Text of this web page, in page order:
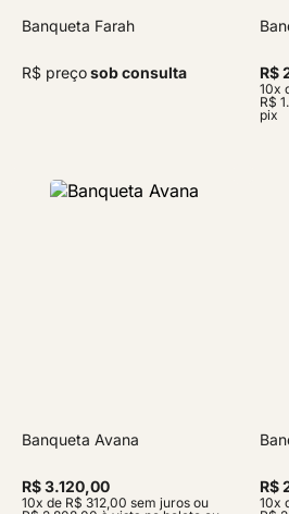
Banqueta Farah
R$ preçosob consulta R$
10x
R$
pix
Banqueta Avana
R$ 3.120,00
10x de R$ 312,00 sem juros ou
R$
10x